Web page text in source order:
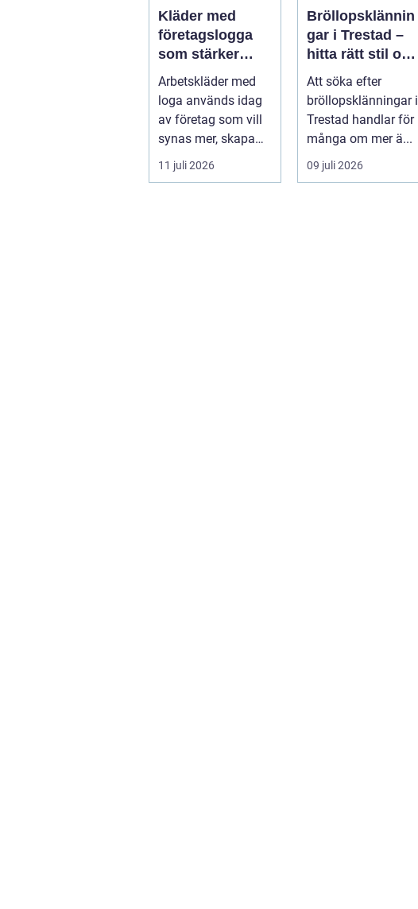
Kläder med
företagslogga
som stärker
varumärket
varje dag
Arbetskläder med
loga används idag
av företag som vill
synas mer, skapa
stolthet inte...
11 juli 2026
Bröllopsklännin
gar i Trestad –
hitta rätt stil och
passform inför
den stora dagen
Att söka efter
bröllopsklänningar i
Trestad handlar för
många om mer ä...
09 juli 2026